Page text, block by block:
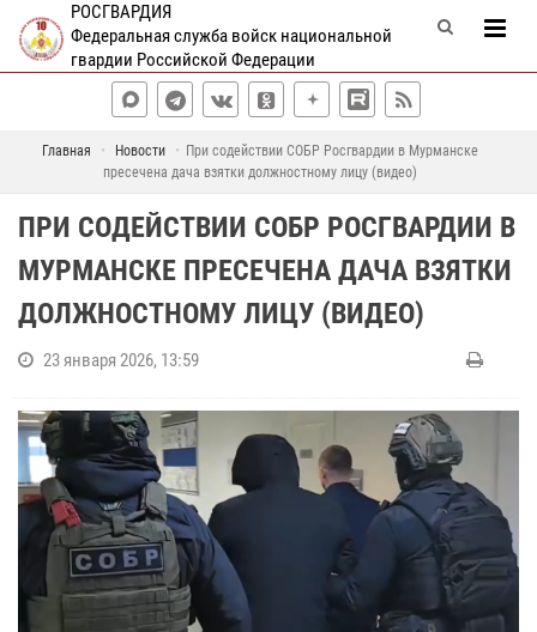
РОСГВАРДИЯ
Федеральная служба войск национальной
гвардии Российской Федерации
Главная Новости
При содействии СОБР Росгвардии в Мурманске
пресечена дача взятки должностному лицу (видео)
ПРИ СОДЕЙСТВИИ СОБР РОСГВАРДИИ В
МУРМАНСКЕ ПРЕСЕЧЕНА ДАЧА ВЗЯТКИ
ДОЛЖНОСТНОМУ ЛИЦУ (ВИДЕО)
23 января 2026, 13:59